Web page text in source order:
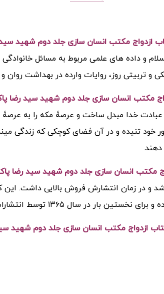
ازدواج مکتب انسان سازی جلد دوم شهید
و داده های علمی مربوط به مسائل
و تربیتی روز، روایات وارده در بهداشت روان
مکتب انسان سازی جلد دوم شهید سید رضا
عبادت خدا مبدل ساخت و عرصۀ مکه را به عرصۀ
خود تنیده و در آن فضای کوچکی که زندگی
مکتب انسان سازی جلد دوم شهید سید رضا
و در زمان انتشارش فروش بالایی داشت. این
در سال ۱۳۶۵ توسط انتشارات یاسر منتشر گردید.
ازدواج مکتب انسان سازی جلد دوم شهید